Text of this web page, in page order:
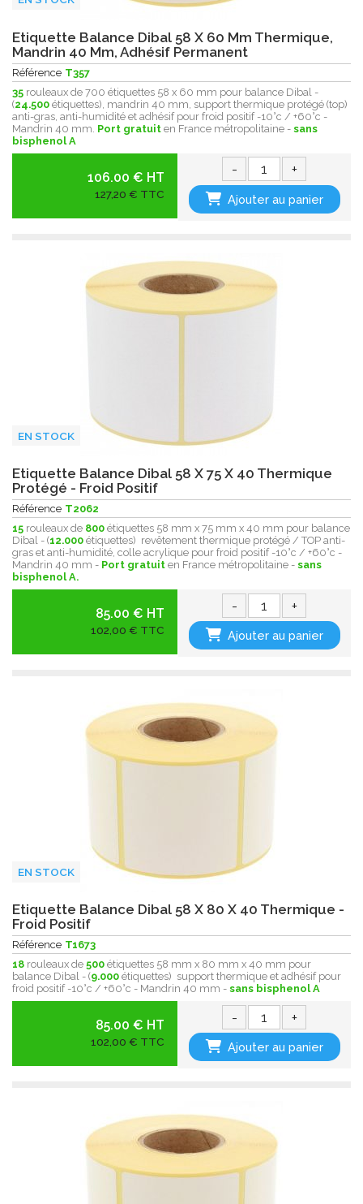
Etiquette Balance Dibal 58 X 60 Mm Thermique,
Mandrin 40 Mm, Adhésif Permanent
Référence T357
35 rouleaux de 700 étiquettes 58 x 60 mm pour balance Dibal -
(24.500 étiquettes), mandrin 40 mm, support thermique protégé (top)
anti-gras, anti-humidité et adhésif pour froid positif -10°c / +60°c -
Mandrin 40 mm. Port gratuit en France métropolitaine - sans
bisphenol A
106.00 € HT
127,20 € TTC
- +
Ajouter au panier
EN STOCK
Etiquette Balance Dibal 58 X 75 X 40 Thermique
Protégé - Froid Positif
Référence T2062
15 rouleaux de 800 étiquettes 58 mm x 75 mm x 40 mm pour balance
Dibal - (12.000 étiquettes) revêtement thermique protégé / TOP anti-
gras et anti-humidité, colle acrylique pour froid positif -10°c / +60°c -
Mandrin 40 mm - Port gratuit en France métropolitaine - sans
bisphenol A.
85.00 € HT
102,00 € TTC
- +
Ajouter au panier
EN STOCK
Etiquette Balance Dibal 58 X 80 X 40 Thermique -
Froid Positif
Référence T1673
18 rouleaux de 500 étiquettes 58 mm x 80 mm x 40 mm pour
balance Dibal - (9.000 étiquettes) support thermique et adhésif pour
froid positif -10°c / +60°c - Mandrin 40 mm - sans bisphenol A
85.00 € HT
102,00 € TTC
- +
Ajouter au panier